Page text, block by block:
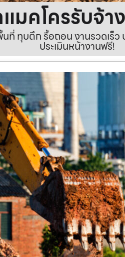
มคโครรับจ้า
ที่ ทุบตึก รื้อถอน งานรวดเร็ว
ประเมินหน้างานฟรี!